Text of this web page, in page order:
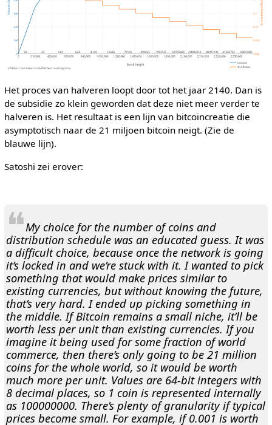
Het proces van halveren loopt door tot het jaar 2140. Dan is
de subsidie zo klein geworden dat deze niet meer verder te
halveren is. Het resultaat is een lijn van bitcoincreatie die
asymptotisch naar de 21 miljoen bitcoin neigt. (Zie de
blauwe lijn).
Satoshi zei erover:
❝My choice for the number of coins and
distribution schedule was an educated guess. It was
a difficult choice, because once the network is going
it’s locked in and we’re stuck with it. I wanted to pick
something that would make prices similar to
existing currencies, but without knowing the future,
that’s very hard. I ended up picking something in
the middle. If Bitcoin remains a small niche, it’ll be
worth less per unit than existing currencies. If you
imagine it being used for some fraction of world
commerce, then there’s only going to be 21 million
coins for the whole world, so it would be worth
much more per unit. Values are 64-bit integers with
8 decimal places, so 1 coin is represented internally
as 100000000. There’s plenty of granularity if typical
prices become small. For example, if 0.001 is worth